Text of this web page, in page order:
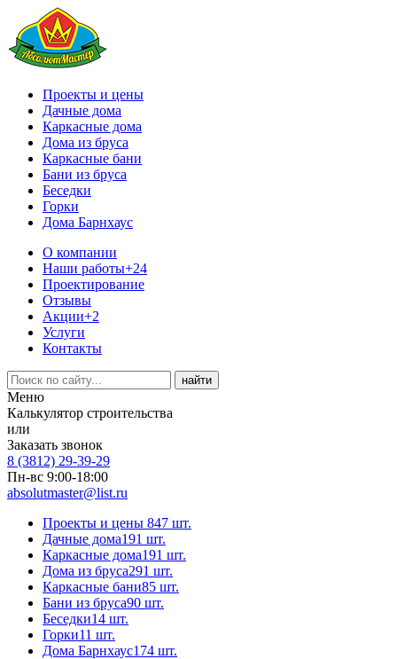
Проекты и цены
Дачные дома
Каркасные дома
Дома из бруса
Каркасные бани
Бани из бруса
Беседки
Горки
Дома Барнхаус
О компании
Наши работы+24
Проектирование
Отзывы
Акции+2
Услуги
Контакты
Меню
Калькулятор строительства
или
Заказать звонок
8 (3812) 29-39-29
Пн-вс 9:00-18:00
absolutmaster@list.ru
Проекты и цены 847 шт.
Дачные дома191 шт.
Каркасные дома191 шт.
Дома из бруса291 шт.
Каркасные бани85 шт.
Бани из бруса90 шт.
Беседки14 шт.
Горки11 шт.
Дома Барнхаус174 шт.